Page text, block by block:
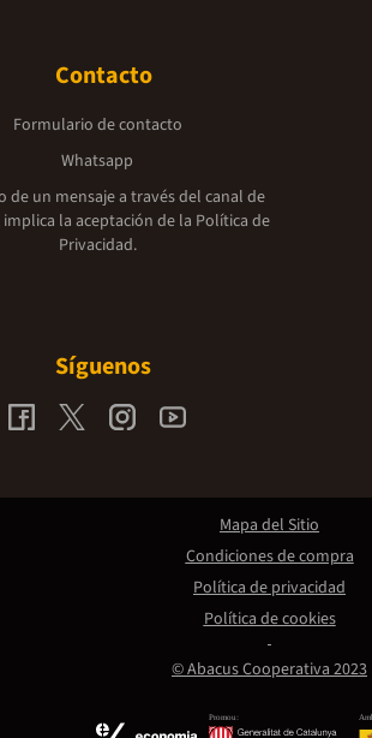
Contacto
Formulario de contacto
Whatsapp
de un mensaje a través del canal de
la aceptación de la Política de
Privacidad.
Síguenos
Promou:
© Abacus Cooperativa 2023
Mapa del Sitio
Condiciones de compra
Política de privacidad
Política de cookies